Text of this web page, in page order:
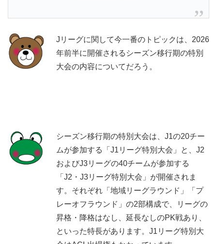
Jリーグに関して今一番のトピックは、2026
年前半に開催されるシーズン移行期の特別
大会の内容についてだろう。
シーズン移行期の特別大会は、J1の20チー
ムが参加する「J1リーグ特別大会」と、J2
およびJ3リーグの40チームが参加する
「J2・J3リーグ特別大会」が開催されま
す。それぞれ「地域リーグラウンド」「プ
レーオフラウンド」の2部構成で、リーグの
昇格・降格はなし、延長なしのPK戦あり、
といった特長があります。J1リーグ特別大